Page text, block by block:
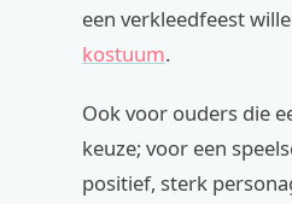
een verkleedfeest
kostuum.
Ook voor ouders die
keuze; voor een
positief, sterk